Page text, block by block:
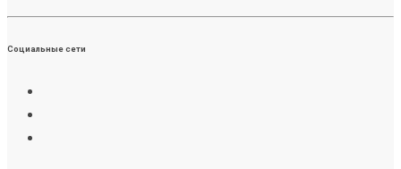
Социальные сети